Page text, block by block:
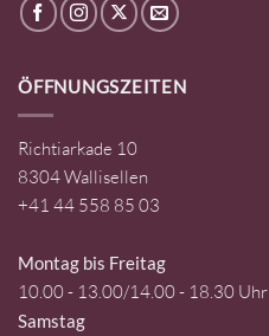
ÖFFNUNGSZEITEN
Richtiarkade 10
8304 Wallisellen
+41 44 558 85 03
Montag bis Freitag
10.00 - 13.00/14.00 - 18.30 Uhr
Samstag